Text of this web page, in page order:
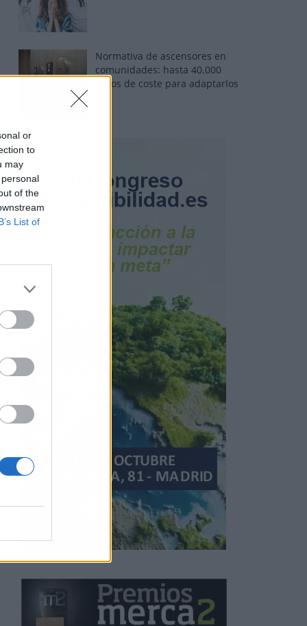
or
to
may
of the
List of
Normativa de ascensores en
comunidades: hasta 40.000
euros de coste para adaptarlos